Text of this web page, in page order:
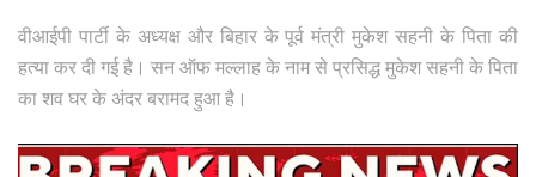
वीआईपी पार्टी के अध्यक्ष और बिहार के पूर्व मंत्री मुकेश सहनी के पिता की
हत्या कर दी गई है। सन ऑफ मल्लाह के नाम से प्रसिद्ध मुकेश सहनी के पिता
का शव घर के अंदर बरामद हुआ है।